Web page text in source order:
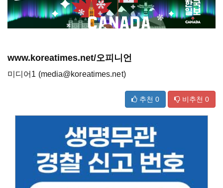
www.koreatimes.net/오피니언
미디어1 (media@koreatimes.net)
추천 0 비추천 0